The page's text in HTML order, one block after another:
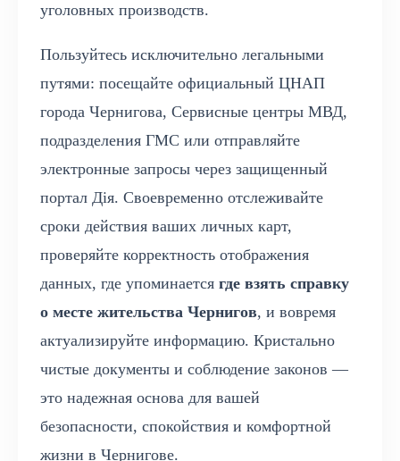
уголовных производств.
Пользуйтесь исключительно легальными
путями: посещайте официальный ЦНАП
города Чернигова, Сервисные центры МВД,
подразделения ГМС или отправляйте
электронные запросы через защищенный
портал Дія. Своевременно отслеживайте
сроки действия ваших личных карт,
проверяйте корректность отображения
данных, где упоминается где взять справку
о месте жительства Чернигов, и вовремя
актуализируйте информацию. Кристально
чистые документы и соблюдение законов —
это надежная основа для вашей
безопасности, спокойствия и комфортной
жизни в Чернигове.